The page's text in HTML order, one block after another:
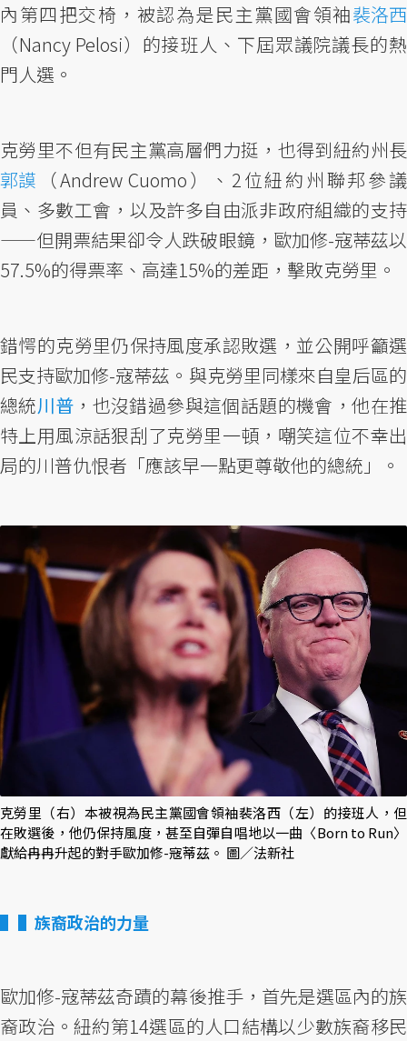
內第四把交椅，被認為是民主黨國會領袖裴洛西
（Nancy Pelosi）的接班人、下屆眾議院議長的熱
門人選。
克勞里不但有民主黨高層們力挺，也得到紐約州長
郭謨 （Andrew Cuomo）、2位紐約州聯邦參議
員、多數工會，以及許多自由派非政府組織的支持
——但開票結果卻令人跌破眼鏡，歐加修-寇蒂茲以
57.5%的得票率、高達15%的差距，擊敗克勞里。
錯愕的克勞里仍保持風度承認敗選，並公開呼籲選
民支持歐加修-寇蒂茲。與克勞里同樣來自皇后區的
總統川普，也沒錯過參與這個話題的機會，他在推
特上用風涼話狠刮了克勞里一頓，嘲笑這位不幸出
局的川普仇恨者「應該早一點更尊敬他的總統」。
克勞里（右）本被視為民主黨國會領袖裴洛西（左）的接班人，但
在敗選後，他仍保持風度，甚至自彈自唱地以一曲〈Born to Run〉
獻給冉冉升起的對手歐加修-寇蒂茲。 圖／法新社
▌族裔政治的力量
歐加修-寇蒂茲奇蹟的幕後推手，首先是選區內的族
裔政治。紐約第14選區的人口結構以少數族裔移民